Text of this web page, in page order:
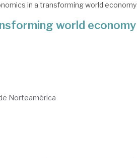
in a transforming world economy
world economy
Norteamérica